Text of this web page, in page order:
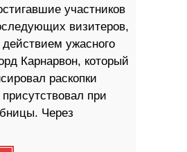
участников
визитеров,
ужасного
Карнарвон, который
раскопки
при
Через